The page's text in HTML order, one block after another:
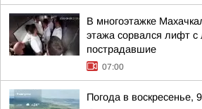
В многоэтажке
этажа сорвался лифт
пострадавшие
07:00
Погода в воскресенье, 9